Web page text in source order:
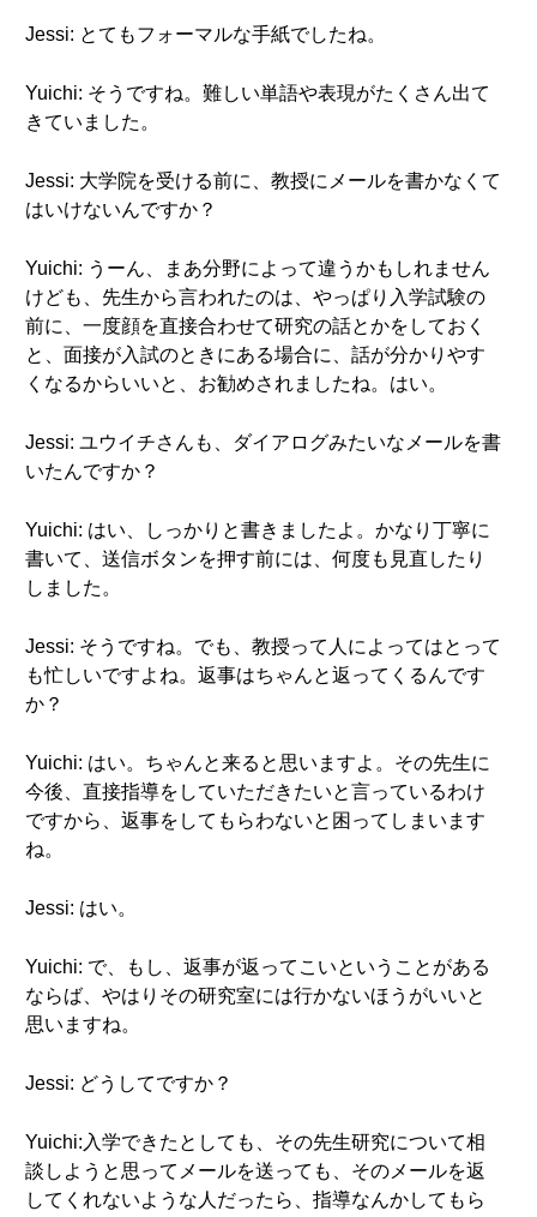
Jessi: とてもフォーマルな手紙でしたね。
Yuichi: そうですね。難しい単語や表現がたくさん出て
きていました。
Jessi: 大学院を受ける前に、教授にメールを書かなくて
はいけないんですか？
Yuichi: うーん、まあ分野によって違うかもしれません
けども、先生から言われたのは、やっぱり入学試験の
前に、一度顔を直接合わせて研究の話とかをしておく
と、面接が入試のときにある場合に、話が分かりやす
くなるからいいと、お勧めされましたね。はい。
Jessi: ユウイチさんも、ダイアログみたいなメールを書
いたんですか？
Yuichi: はい、しっかりと書きましたよ。かなり丁寧に
書いて、送信ボタンを押す前には、何度も見直したり
しました。
Jessi: そうですね。でも、教授って人によってはとって
も忙しいですよね。返事はちゃんと返ってくるんです
か？
Yuichi: はい。ちゃんと来ると思いますよ。その先生に
今後、直接指導をしていただきたいと言っているわけ
ですから、返事をしてもらわないと困ってしまいます
ね。
Jessi: はい。
Yuichi: で、もし、返事が返ってこいということがある
ならば、やはりその研究室には行かないほうがいいと
思いますね。
Jessi: どうしてですか？
Yuichi:入学できたとしても、その先生研究について相
談しようと思ってメールを送っても、そのメールを返
してくれないような人だったら、指導なんかしてもら